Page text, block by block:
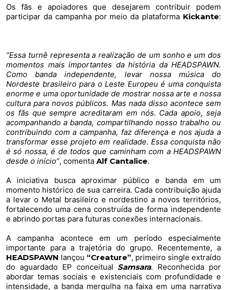
Os fãs e apoiadores que desejarem contribuir podem
participar da campanha por meio da plataforma Kickante:
“Essa turnê representa a realização de um sonho e um dos
momentos mais importantes da história da HEADSPAWN.
Como banda independente, levar nossa música do
Nordeste brasileiro para o Leste Europeu é uma conquista
enorme e uma oportunidade de mostrar nossa arte e nossa
cultura para novos públicos. Mas nada disso acontece sem
os fãs que sempre acreditaram em nós. Cada apoio, seja
acompanhando a banda, compartilhando nosso trabalho ou
contribuindo com a campanha, faz diferença e nos ajuda a
transformar esse projeto em realidade. Essa conquista não
é só nossa, é de todos que caminham com a HEADSPAWN
desde o início”, comenta Alf Cantalice.
A iniciativa busca aproximar público e banda em um
momento histórico de sua carreira. Cada contribuição ajuda
a levar o Metal brasileiro e nordestino a novos territórios,
fortalecendo uma cena construída de forma independente
e abrindo portas para futuras conexões internacionais.
A campanha acontece em um período especialmente
importante para a trajetória do grupo. Recentemente, a
HEADSPAWN lançou “Creature”, primeiro single extraído
do aguardado EP conceitual Samsara. Reconhecida por
abordar temas sociais e existenciais com profundidade e
intensidade, a banda mergulha na faixa em uma narrativa